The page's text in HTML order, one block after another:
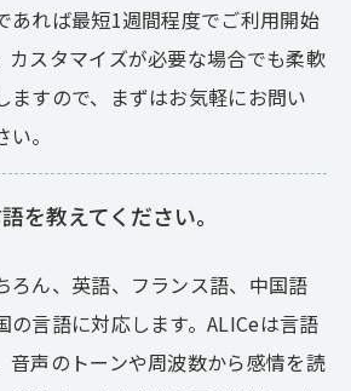
あれば最短1週間程度でご利用開始
カスタマイズが必要な場合でも柔軟
ますので、まずはお気軽にお問い
。
を教えてください。
ろん、英語、フランス語、中国語
の言語に対応します。ALICeは言語
音声のトーンや周波数から感情を読